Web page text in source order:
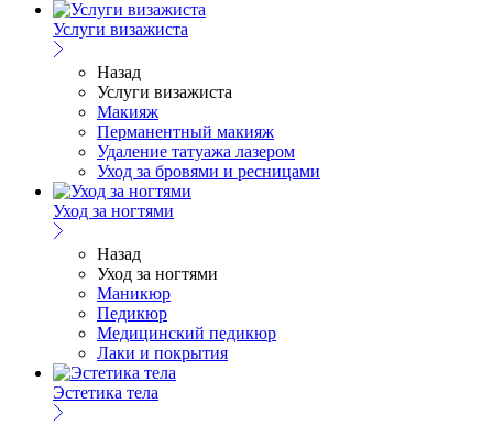
Услуги визажиста
Назад
Услуги визажиста
Макияж
Перманентный макияж
Удаление татуажа лазером
Уход за бровями и ресницами
Уход за ногтями
Назад
Уход за ногтями
Маникюр
Педикюр
Медицинский педикюр
Лаки и покрытия
Эстетика тела